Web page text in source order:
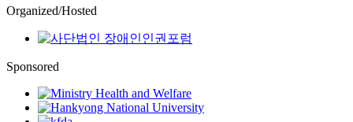
Organized/Hosted
Sponsored